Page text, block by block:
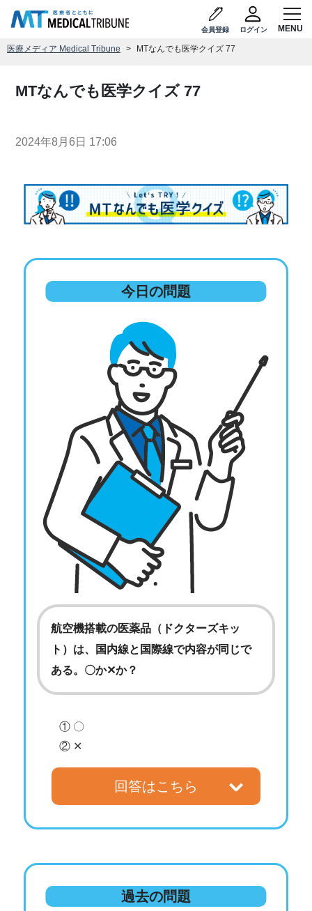
会員登録 ログイン
医療メディア Medical Tribune MTなんでも医学クイズ 77
MTなんでも医学クイズ 77
2024年8月6日 17:06
今日の問題
航空機搭載の医薬品（ドクターズキッ
ト）は、国内線と国際線で内容が同じで
ある。〇か✕か？
① 〇
② ✕
回答はこちら
過去の問題